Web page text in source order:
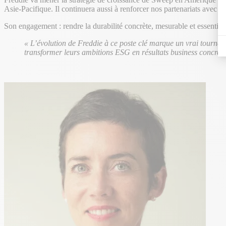
Asie-Pacifique. Il continuera aussi à renforcer nos partenariats avec
Son engagement : rendre la durabilité concrète, mesurable et
« L’évolution de Freddie à ce poste clé marque un vrai
transformer leurs ambitions ESG en résultats business concrets.